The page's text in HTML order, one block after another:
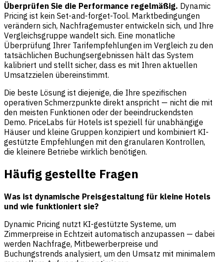
Überprüfen Sie die Performance regelmäßig. Dynamic
Pricing ist kein Set-and-forget-Tool. Marktbedingungen
verändern sich, Nachfragemuster entwickeln sich, und Ihre
Vergleichsgruppe wandelt sich. Eine monatliche
Überprüfung Ihrer Tarifempfehlungen im Vergleich zu den
tatsächlichen Buchungsergebnissen hält das System
kalibriert und stellt sicher, dass es mit Ihren aktuellen
Umsatzzielen übereinstimmt.
Die beste Lösung ist diejenige, die Ihre spezifischen
operativen Schmerzpunkte direkt anspricht — nicht die mit
den meisten Funktionen oder der beeindruckendsten
Demo. PriceLabs für Hotels ist speziell für unabhängige
Häuser und kleine Gruppen konzipiert und kombiniert KI-
gestützte Empfehlungen mit den granularen Kontrollen,
die kleinere Betriebe wirklich benötigen.
Häufig gestellte Fragen
Was ist dynamische Preisgestaltung für kleine Hotels
und wie funktioniert sie?
Dynamic Pricing nutzt KI-gestützte Systeme, um
Zimmerpreise in Echtzeit automatisch anzupassen — dabei
werden Nachfrage, Mitbewerberpreise und
Buchungstrends analysiert, um den Umsatz mit minimalem